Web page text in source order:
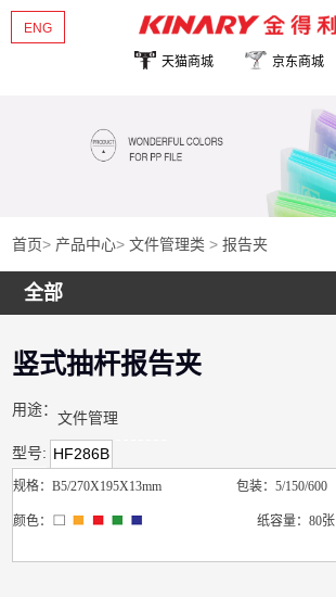
ENG
天猫商城 京东商城
首页> 产品中心> 文件管理类 >报告夹
全部
竖式抽杆报告夹
用途：文件管理
型号: HF286B
规格：B5/270X195X13mm 包装：5/150/600
颜色： 纸容量：80张